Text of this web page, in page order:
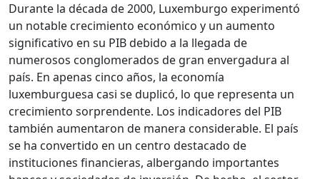
Durante la década de 2000, Luxemburgo experimentó
un notable crecimiento económico y un aumento
significativo en su PIB debido a la llegada de
numerosos conglomerados de gran envergadura al
país. En apenas cinco años, la economía
luxemburguesa casi se duplicó, lo que representa un
crecimiento sorprendente. Los indicadores del PIB
también aumentaron de manera considerable. El país
se ha convertido en un centro destacado de
instituciones financieras, albergando importantes